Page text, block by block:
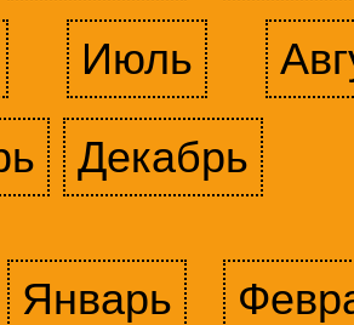
Июль
Декабрь
Январь